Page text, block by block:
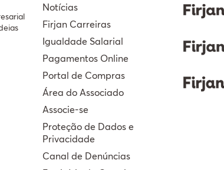
Notícias
Firjan Carreiras
Igualdade Salarial
Pagamentos Online
Portal de Compras
Área do Associado
Associe-se
Proteção de Dados e
Privacidade
Canal de Denúncias